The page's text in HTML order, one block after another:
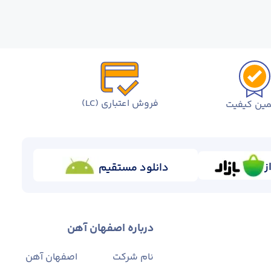
کیفیت فروش اعتباری (LC)
دانلود مستقیم
درباره اصفهان آهن
نام شرکت اصفهان آهن